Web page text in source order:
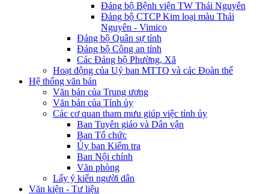
Đảng bộ Bệnh viện TW Thái Nguyên
Đảng bộ CTCP Kim loại màu Thái
Nguyên - Vimico
Đảng bộ Quân sự tỉnh
Đảng bộ Công an tỉnh
Các Đảng bộ Phường, Xã
Hoạt động của Uỷ ban MTTQ và các Đoàn thể
Hệ thống văn bản
Văn bản của Trung ương
Văn bản của Tỉnh ủy
Các cơ quan tham mưu giúp việc tỉnh ủy
Ban Tuyên giáo và Dân vận
Ban Tổ chức
Ủy ban Kiểm tra
Ban Nội chính
Văn phòng
Lấy ý kiến người dân
Văn kiện - Tư liệu